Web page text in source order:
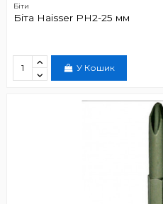
Біти
Біта Haisser РН2-25 мм
У Кошик